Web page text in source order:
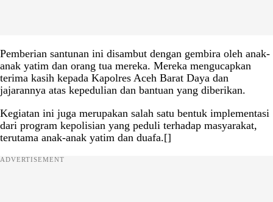
Pemberian santunan ini disambut dengan gembira oleh anak-
anak yatim dan orang tua mereka. Mereka mengucapkan
terima kasih kepada Kapolres Aceh Barat Daya dan
jajarannya atas kepedulian dan bantuan yang diberikan.
Kegiatan ini juga merupakan salah satu bentuk implementasi
dari program kepolisian yang peduli terhadap masyarakat,
terutama anak-anak yatim dan duafa.[]
ADVERTISEMENT